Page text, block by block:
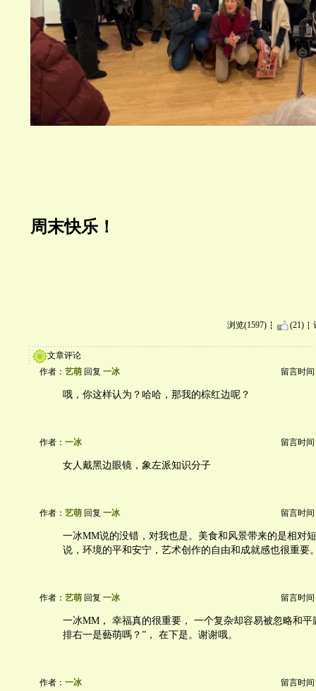
周末快乐！
浏览(1597) (21)
文章评论
作者： 艺萌 回复 一冰 留言时间
哦，你这样认为？哈哈，那我的棕红边呢？
作者： 一冰 留言时间
女人戴黑边眼镜，象左派知识分子
作者： 艺萌 回复 一冰 留言时间
一冰MM说的没错，对我也是。美食和风景带来的是相对
说，环境的平和安宁，艺术创作的自由和成就感也很重要
作者： 艺萌 回复 一冰 留言时间
一冰MM， 幸福真的很重要， 一个复杂却容易被忽略和平
排右一是藝萌嗎？”， 在下是。谢谢哦。
作者： 一冰 留言时间